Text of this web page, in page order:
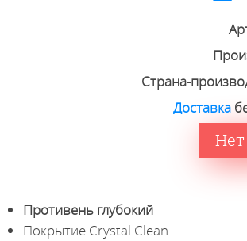
Страна-
Доставка
Противень глубокий
Покрытие Crystal Clean